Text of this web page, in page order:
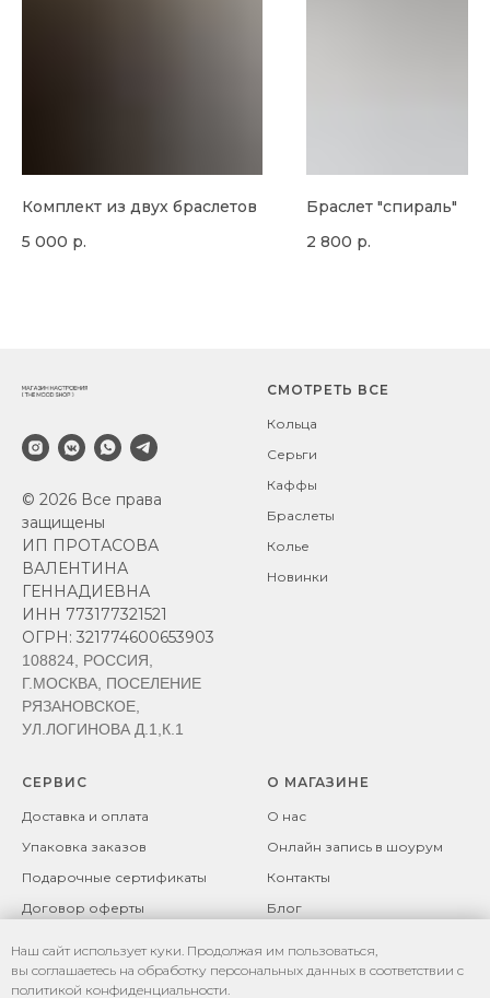
Комплект из двух браслетов
5 000 р.
Браслет "спираль"
2 800 р.
Наш сайт использует куки. Продолжая им пользоваться,
вы соглашаетесь на обработку персональных данных в соответствии с
политикой конфиденциальности.
© 2026 Все права
защищены
ИП ПРОТАСОВА
ВАЛЕНТИНА
ГЕННАДИЕВНА
ИНН 773177321521
ОГРН: 321774600653903
108824, РОССИЯ,
Г.МОСКВА, ПОСЕЛЕНИЕ
РЯЗАНОВСКОЕ,
УЛ.ЛОГИНОВА Д.1,К.1
СМОТРЕТЬ ВСЕ
Кольца
Серьги
Каффы
Браслеты
Колье
Новинки
СЕРВИС
Доставка и оплата
Упаковка заказов
Подарочные сертификаты
Договор оферты
Рекомендации по уходу за
изделиями
О МАГАЗИНЕ
О нас
Онлайн запись в шоурум
Контакты
Блог
конфиденциальности